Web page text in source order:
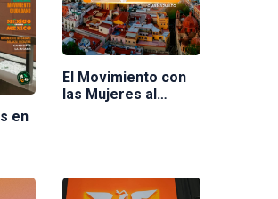
en
El Movimiento con
las Mujeres al